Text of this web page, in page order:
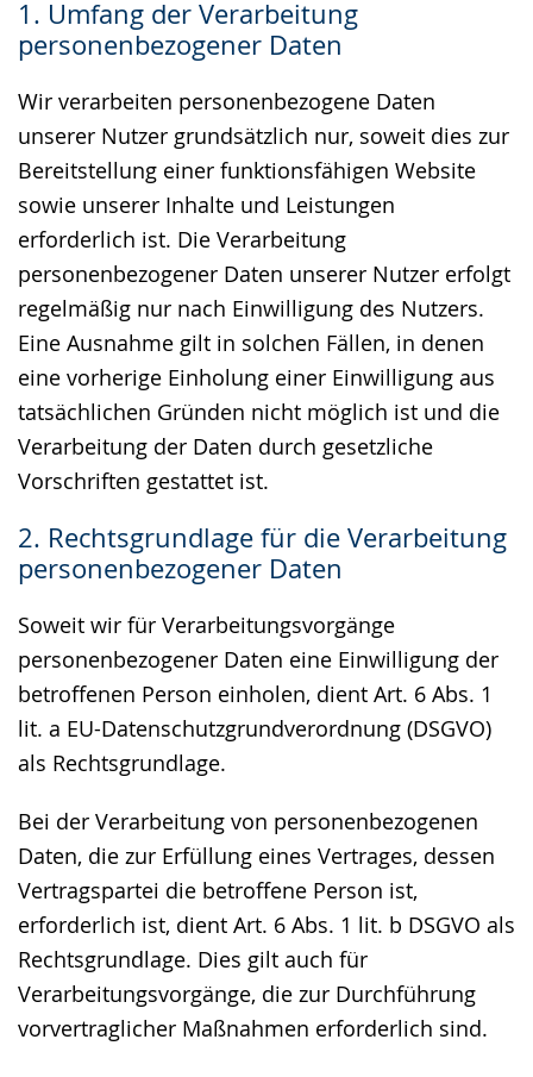
1. Umfang der Verarbeitung
personenbezogener Daten
Wir verarbeiten personenbezogene Daten
unserer Nutzer grundsätzlich nur, soweit dies zur
Bereitstellung einer funktionsfähigen Website
sowie unserer Inhalte und Leistungen
erforderlich ist. Die Verarbeitung
personenbezogener Daten unserer Nutzer erfolgt
regelmäßig nur nach Einwilligung des Nutzers.
Eine Ausnahme gilt in solchen Fällen, in denen
eine vorherige Einholung einer Einwilligung aus
tatsächlichen Gründen nicht möglich ist und die
Verarbeitung der Daten durch gesetzliche
Vorschriften gestattet ist.
2. Rechtsgrundlage für die Verarbeitung
personenbezogener Daten
Soweit wir für Verarbeitungsvorgänge
personenbezogener Daten eine Einwilligung der
betroffenen Person einholen, dient Art. 6 Abs. 1
lit. a EU-Datenschutzgrundverordnung (DSGVO)
als Rechtsgrundlage.
Bei der Verarbeitung von personenbezogenen
Daten, die zur Erfüllung eines Vertrages, dessen
Vertragspartei die betroffene Person ist,
erforderlich ist, dient Art. 6 Abs. 1 lit. b DSGVO als
Rechtsgrundlage. Dies gilt auch für
Verarbeitungsvorgänge, die zur Durchführung
vorvertraglicher Maßnahmen erforderlich sind.
Gebärdensprache
wird
angezeigt.